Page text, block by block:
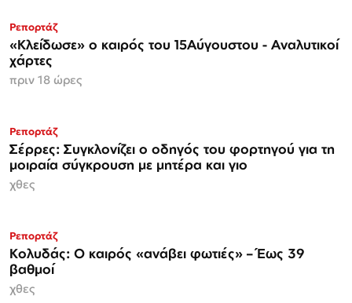
Ρεπορτάζ
«Κλείδωσε» ο καιρός του 15Αύγουστου - Αναλυτικοί
χάρτες
πριν 18 ώρες
Ρεπορτάζ
Σέρρες: Συγκλονίζει ο οδηγός του φορτηγού για τη
μοιραία σύγκρουση με μητέρα και γιο
χθες
Ρεπορτάζ
Κολυδάς: Ο καιρός «ανάβει φωτιές» – Έως 39
βαθμοί
χθες